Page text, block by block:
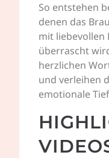
So entstehen
denen das
mit liebevollen
überrascht
herzlichen
und verleihen
emotionale